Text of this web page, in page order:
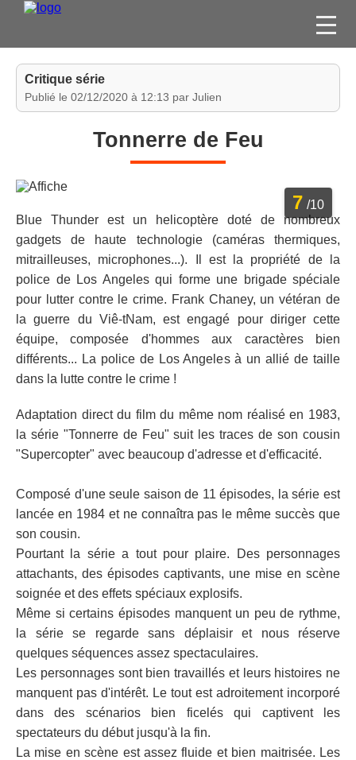
FILMS
JEUX VIDÉO
ESPACE
MEMBRE
Critique série
Publié le 02/12/2020 à 12:13 par Julien
Tonnerre de Feu
7 /10
Blue Thunder est un helicoptère doté de nombreux
gadgets de haute technologie (caméras thermiques,
mitrailleuses, microphones...). Il est la propriété de la
police de Los Angeles qui forme une brigade spéciale
pour lutter contre le crime. Frank Chaney, un vétéran de
la guerre du Viê-tNam, est engagé pour diriger cette
équipe, composée d'hommes aux caractères bien
différents... La police de Los Angeles à un allié de taille
dans la lutte contre le crime !
Adaptation direct du film du même nom réalisé en 1983,
la série "Tonnerre de Feu" suit les traces de son cousin
"Supercopter" avec beaucoup d'adresse et d'efficacité.
Composé d'une seule saison de 11 épisodes, la série est
lancée en 1984 et ne connaîtra pas le même succès que
son cousin.
Pourtant la série a tout pour plaire. Des personnages
attachants, des épisodes captivants, une mise en scène
soignée et des effets spéciaux explosifs.
Même si certains épisodes manquent un peu de rythme,
la série se regarde sans déplaisir et nous réserve
quelques séquences assez spectaculaires.
Les personnages sont bien travaillés et leurs histoires ne
manquent pas d'intérêt. Le tout est adroitement incorporé
dans des scénarios bien ficelés qui captivent les
spectateurs du début jusqu'à la fin.
La mise en scène est assez fluide et bien maitrisée. Les